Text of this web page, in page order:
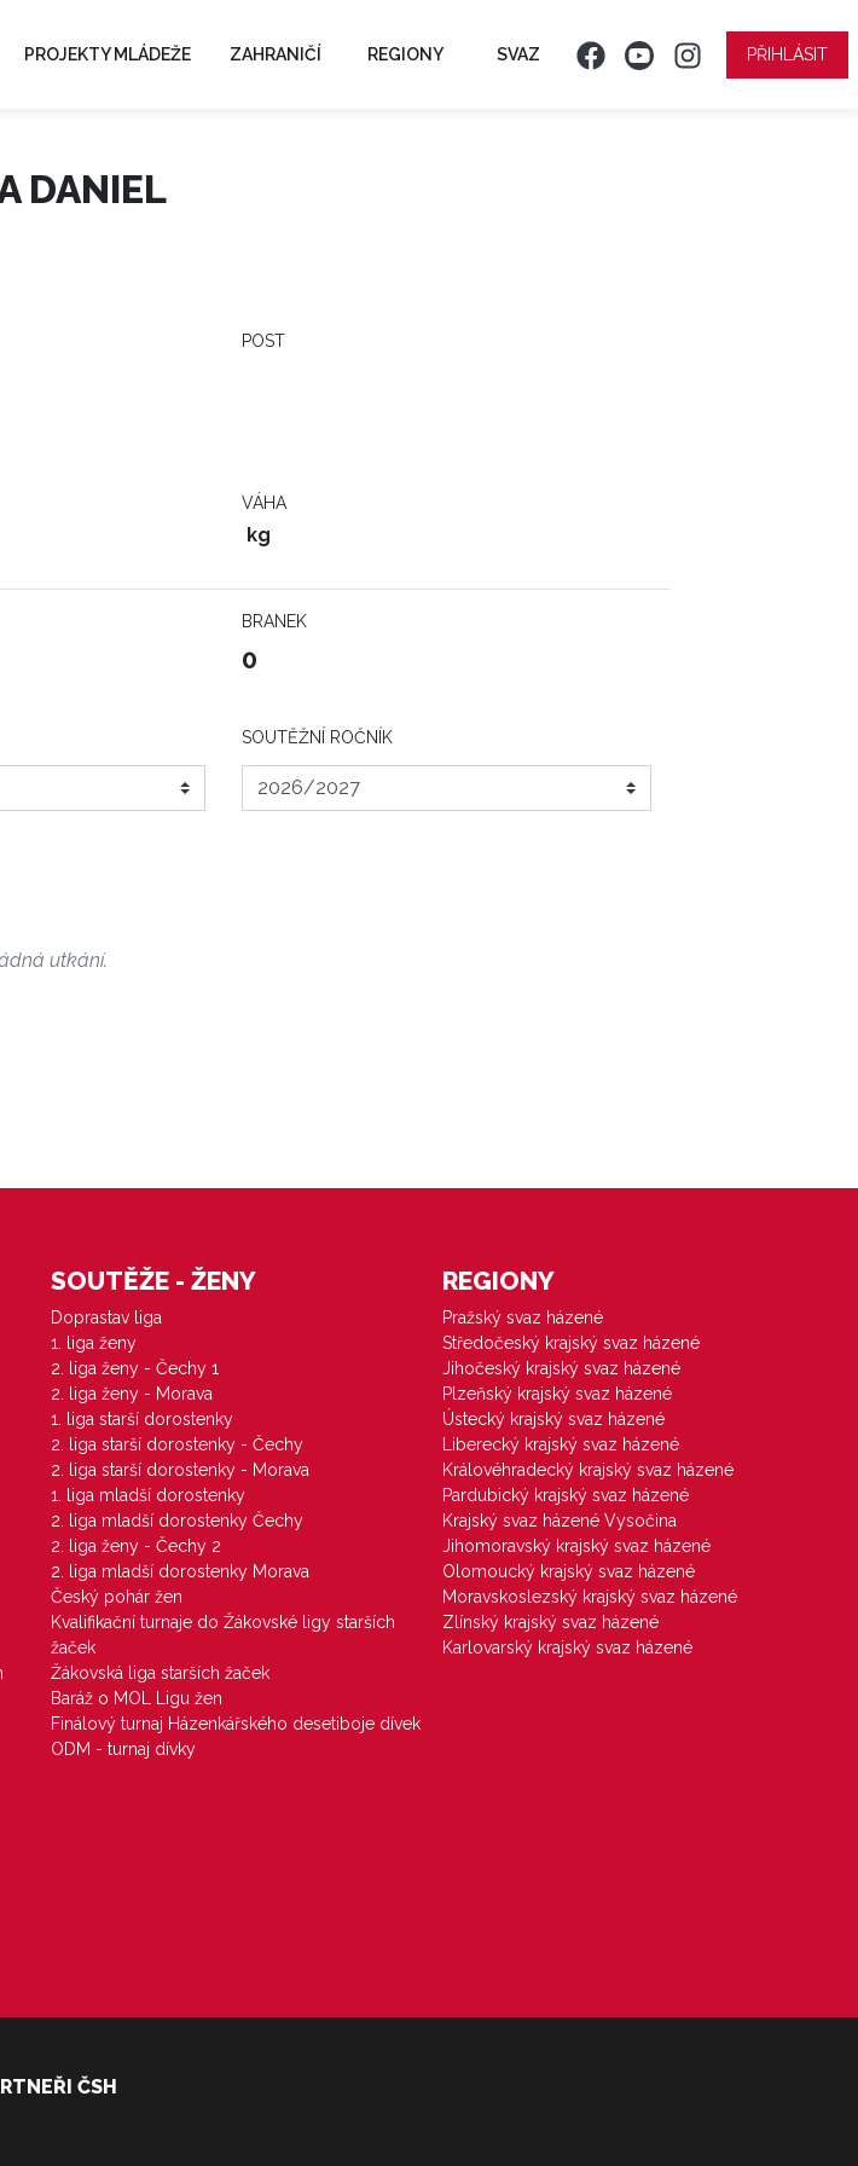
PROJEKTY MLÁDEŽE ZAHRANIČÍ REGIONY SVAZ PŘIHLÁSIT
DANIEL
POST
VÁHA
kg
BRANEK
0
SOUTĚŽNÍ ROČNÍK
utkání.
SOUTĚŽE - ŽENY
Doprastav liga
1. liga ženy
2. liga ženy - Čechy 1
2. liga ženy - Morava
1. liga starší dorostenky
2. liga starší dorostenky - Čechy
2. liga starší dorostenky - Morava
1. liga mladší dorostenky
2. liga mladší dorostenky Čechy
2. liga ženy - Čechy 2
2. liga mladší dorostenky Morava
Český pohár žen
Kvalifikační turnaje do Žákovské ligy starších
žaček
Žákovská liga starších žaček
Baráž o MOL Ligu žen
Finálový turnaj Házenkářského desetiboje dívek
ODM - turnaj dívky
REGIONY
Pražský svaz házené
Středočeský krajský svaz házené
Jihočeský krajský svaz házené
Plzeňský krajský svaz házené
Ústecký krajský svaz házené
Liberecký krajský svaz házené
Královéhradecký krajský svaz házené
Pardubický krajský svaz házené
Krajský svaz házené Vysočina
Jihomoravský krajský svaz házené
Olomoucký krajský svaz házené
Moravskoslezský krajský svaz házené
Zlínský krajský svaz házené
Karlovarský krajský svaz házené
ČSH